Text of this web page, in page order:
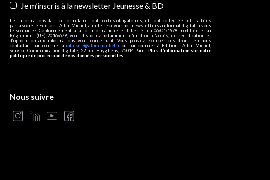
Je m’inscris à la newsletter Jeunesse & BD
Les informations dans ce formulaire sont toutes obligatoires, et sont collectées et traitées
par la société Editions Albin Michel, afin de recevoir nos newsletters au format digital si vous
le souhaitez. Conformément à la Loi Informatique et Libertés du 06/01/1978 modifiée et au
Règlement (UE) 2016/679, vous disposez notamment d'un droit d'accès, de rectification et
d’opposition aux informations vous concernant. Vous pouvez exercer ces droits en nous
contactant par courriel àinfo-site@albin-michel.fr ou par courrier à Editions Albin Michel,
Service Communication digitale, 22 rue Huyghens, 75014 Paris. Plus d’information sur notre
politique de protection de vos données personnelles
Nous suivre